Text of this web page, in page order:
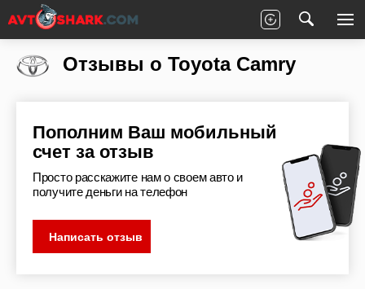
Главная Отзывы
Отзывы о Toyota Camry
Пополним Ваш мобильный
счет за отзыв
Просто расскажите нам о своем авто и
получите деньги на телефон
Написать отзыв